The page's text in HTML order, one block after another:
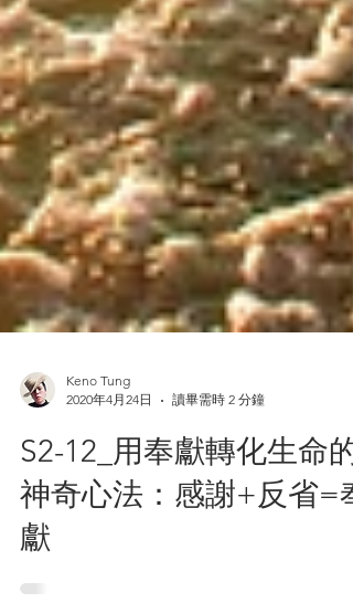
Keno Tung
2020年4月24日
讀畢需時 2 分鐘
S2-12_用奉獻轉化生命的
神奇心法：感謝+反省=奉